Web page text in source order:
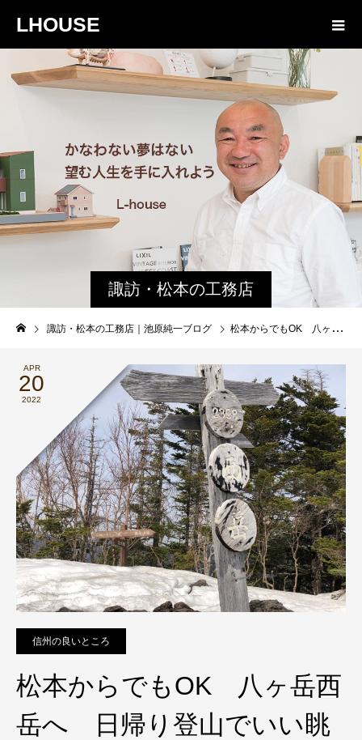
LHOUSE
諏訪・松本の工務店
の社長ブログ｜家族
物語８４３
諏訪・松本の工務店｜池原純一ブログ 松本からでもOK 八ヶ岳西岳へ 日帰り登山でいい眺め。
APR
20
2022
信州の良いところ
松本からでもOK 八ヶ岳西
岳へ 日帰り登山でいい眺